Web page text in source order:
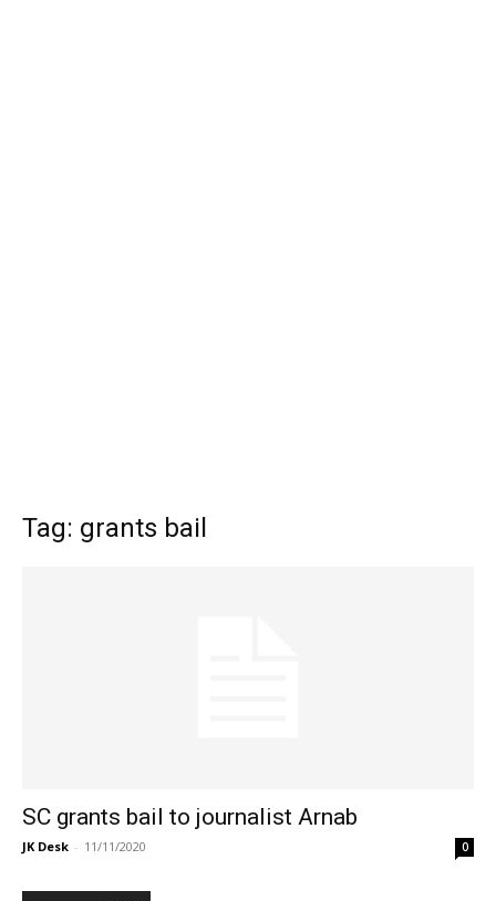
Tag: grants bail
SC grants bail to journalist Arnab
JK Desk - 11/11/2020 0